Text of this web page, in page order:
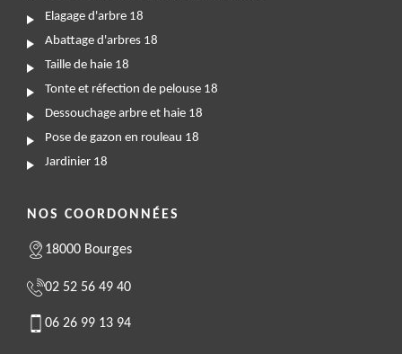
Elagage d'arbre 18
Abattage d'arbres 18
Taille de haie 18
Tonte et réfection de pelouse 18
Dessouchage arbre et haie 18
Pose de gazon en rouleau 18
Jardinier 18
NOS COORDONNÉES
18000 Bourges
02 52 56 49 40
06 26 99 13 94